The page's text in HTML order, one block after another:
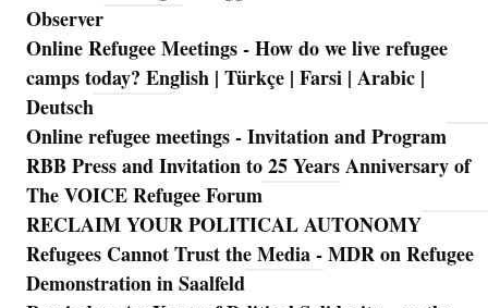
Observer
Online Refugee Meetings - How do we live refugee
camps today? English | Türkçe | Farsi | Arabic |
Deutsch
Online refugee meetings - Invitation and Program
RBB Press and Invitation to 25 Years Anniversary of
The VOICE Refugee Forum
RECLAIM YOUR POLITICAL AUTONOMY
Refugees Cannot Trust the Media - MDR on Refugee
Demonstration in Saalfeld